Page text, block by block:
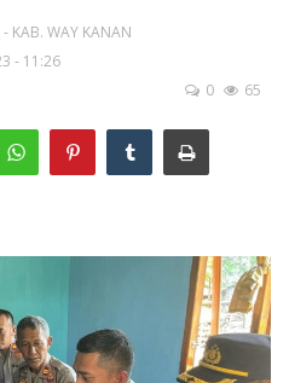
KAB. WAY KANAN
- 11:26
0
65